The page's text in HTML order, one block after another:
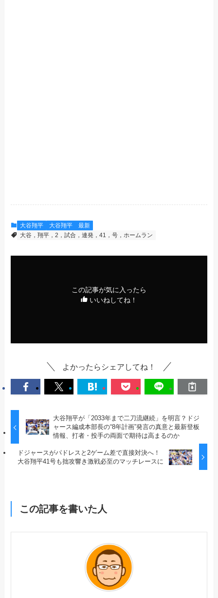
大谷翔平
大谷翔平 最新
大谷，翔平，2，試合，連発，41，号，ホームラン
この記事が気に入ったら
いいねしてね！
よかったらシェアしてね！
大谷翔平が「2033年まで二刀流継続」を明言？ドジ
ャース編成本部長の“8年計画”発言の真意と最新登板
情報、打者・投手の両面で期待は高まるのか
ドジャースがパドレスと2ゲーム差で直接対決へ！
大谷翔平41号も拙攻響き激戦必至のマッチレースに
この記事を書いた人